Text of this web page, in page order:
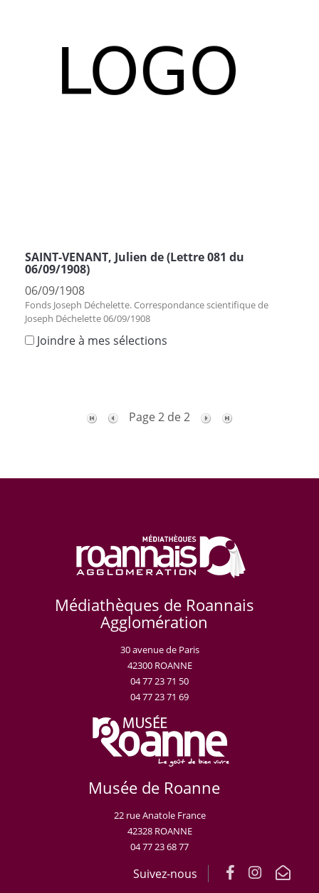
SAINT-VENANT, Julien de (Lettre 081 du
06/09/1908)
06/09/1908
Fonds Joseph Déchelette. Correspondance scientifique de
Joseph Déchelette 06/09/1908
Joindre à mes sélections
Page 2 de 2
Médiathèques de Roannais
Agglomération
30 avenue de Paris
42300 ROANNE
04 77 23 71 50
04 77 23 71 69
Musée de Roanne
22 rue Anatole France
42328 ROANNE
04 77 23 68 77
Suivez-nous